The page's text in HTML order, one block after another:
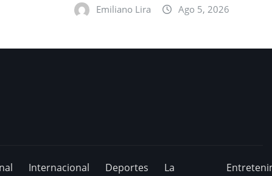
Emiliano Lira Ago 5, 2026
Internacional Deportes La